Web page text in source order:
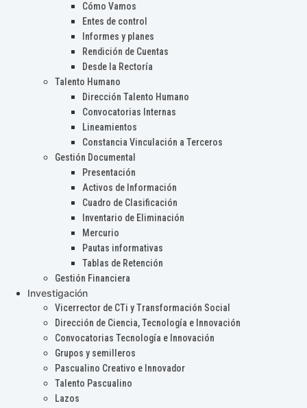
Cómo Vamos
Entes de control
Informes y planes
Rendición de Cuentas
Desde la Rectoría
Talento Humano
Dirección Talento Humano
Convocatorias Internas
Lineamientos
Constancia Vinculación a Terceros
Gestión Documental
Presentación
Activos de Información
Cuadro de Clasificación
Inventario de Eliminación
Mercurio
Pautas informativas
Tablas de Retención
Gestión Financiera
Investigación
Vicerrector de CTi y Transformación Social
Dirección de Ciencia, Tecnología e Innovación
Convocatorias Tecnología e Innovación
Grupos y semilleros
Pascualino Creativo e Innovador
Talento Pascualino
Lazos